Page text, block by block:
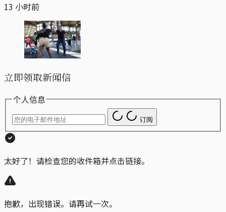
13 小时前
立即领取新闻信
个人信息
订阅
太好了！请检查您的收件箱并点击链接。
抱歉，出现错误。请再试一次。